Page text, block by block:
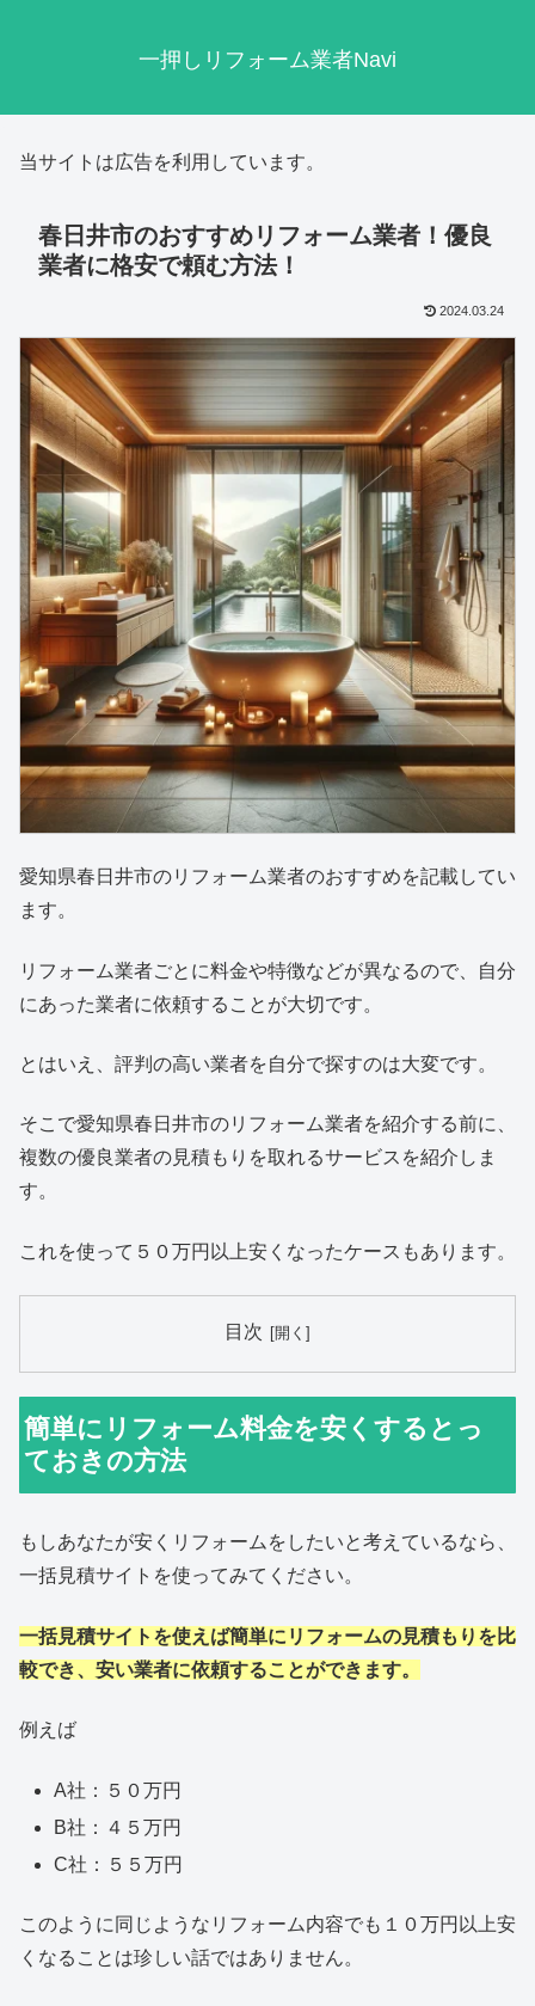
一押しリフォーム業者Navi
当サイトは広告を利用しています。
春日井市のおすすめリフォーム業者！優良
業者に格安で頼む方法！
2024.03.24
愛知県春日井市のリフォーム業者のおすすめを記載してい
ます。
リフォーム業者ごとに料金や特徴などが異なるので、自分
にあった業者に依頼することが大切です。
とはいえ、評判の高い業者を自分で探すのは大変です。
そこで愛知県春日井市のリフォーム業者を紹介する前に、
複数の優良業者の見積もりを取れるサービスを紹介しま
す。
これを使って５０万円以上安くなったケースもあります。
目次
簡単にリフォーム料金を安くするとっ
ておきの方法
もしあなたが安くリフォームをしたいと考えているなら、
一括見積サイトを使ってみてください。
一括見積サイトを使えば簡単にリフォームの見積もりを比
較でき、安い業者に依頼することができます。
例えば
A社：５０万円
B社：４５万円
C社：５５万円
このように同じようなリフォーム内容でも１０万円以上安
くなることは珍しい話ではありません。